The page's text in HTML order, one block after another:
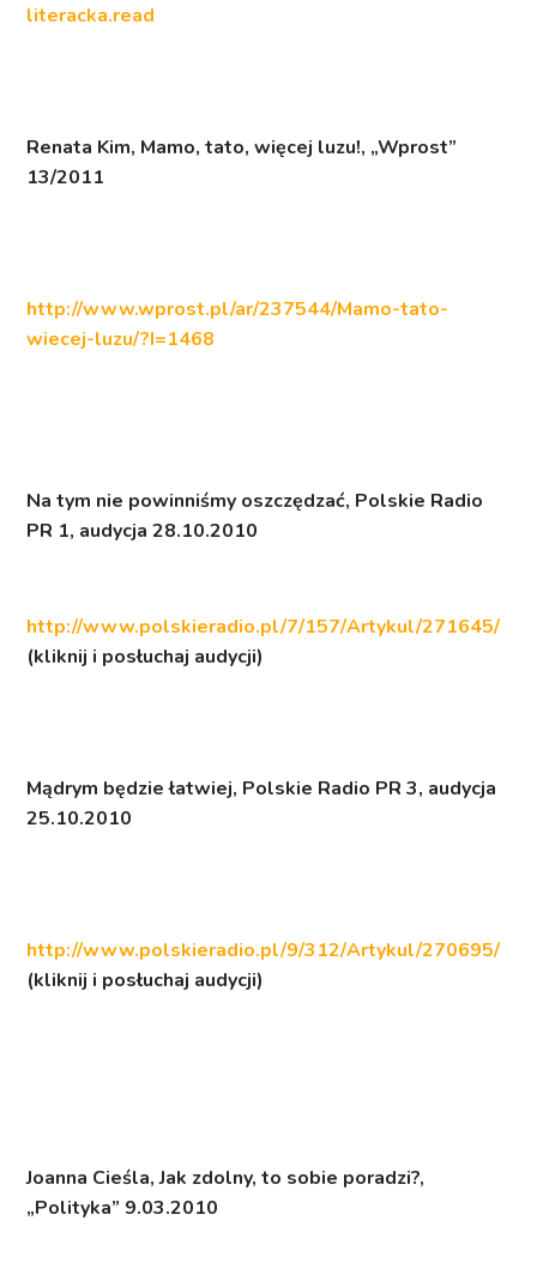
literacka.read
Renata Kim, Mamo, tato, więcej luzu!, „Wprost”
13/2011
http://www.wprost.pl/ar/237544/Mamo-tato-
wiecej-luzu/?I=1468
Na tym nie powinniśmy oszczędzać, Polskie Radio
PR 1, audycja 28.10.2010
http://www.polskieradio.pl/7/157/Artykul/271645/
(kliknij i posłuchaj audycji)
Mądrym będzie łatwiej, Polskie Radio PR 3, audycja
25.10.2010
http://www.polskieradio.pl/9/312/Artykul/270695/
(kliknij i posłuchaj audycji)
Joanna Cieśla,Jak zdolny, to sobie poradzi?,
„Polityka” 9.03.2010